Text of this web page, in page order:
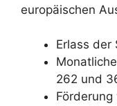
europäischen
Erlass der
262 und